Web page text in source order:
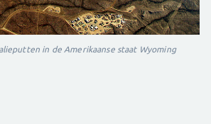
in de Amerikaanse staat Wyoming